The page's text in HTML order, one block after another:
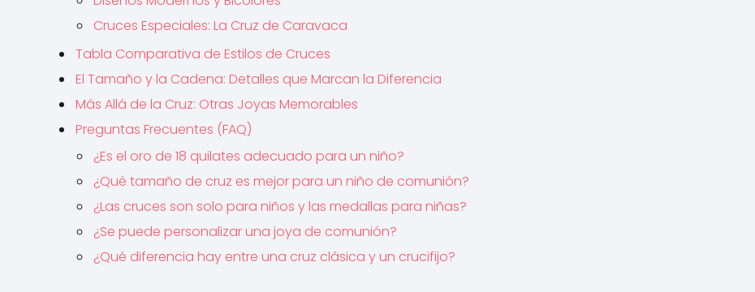
Cruces Especiales: La Cruz de Caravaca
Tabla Comparativa de Estilos de Cruces
El Tamaño y la Cadena: Detalles que Marcan la Diferencia
Más Allá de la Cruz: Otras Joyas Memorables
Preguntas Frecuentes (FAQ)
¿Es el oro de 18 quilates adecuado para un niño?
¿Qué tamaño de cruz es mejor para un niño de comunión?
¿Las cruces son solo para niños y las medallas para niñas?
¿Se puede personalizar una joya de comunión?
¿Qué diferencia hay entre una cruz clásica y un crucifijo?